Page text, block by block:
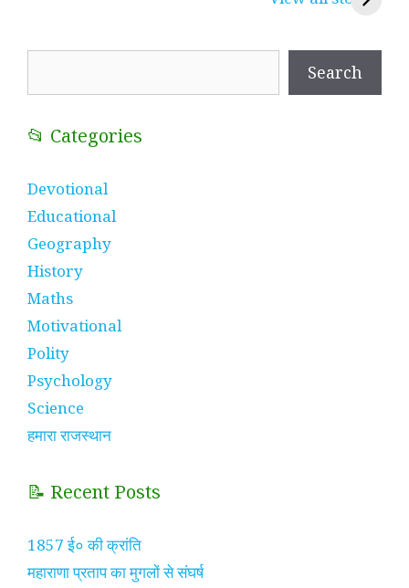
Search
📂 Categories
Devotional
Educational
Geography
History
Maths
Motivational
Polity
Psychology
Science
हमारा राजस्थान
📝 Recent Posts
1857 ई० की क्रांति
महाराणा प्रताप का मुगलों से संघर्ष